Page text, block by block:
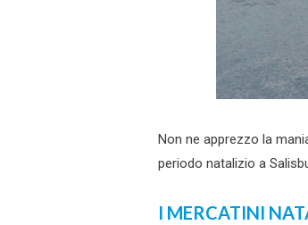
Non ne apprezzo la
periodo natalizio a
I MERCATINI